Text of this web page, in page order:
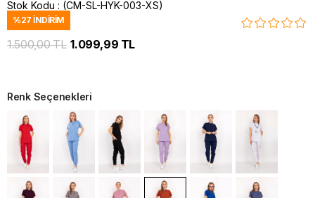
Stok Kodu (CM-SL-HYK-003-XS)
%27 İNDIRIM
1.500,00 TL 1.099,99 TL
Renk Seçenekleri